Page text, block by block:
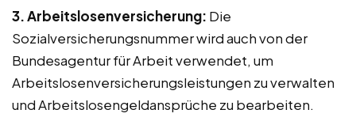
3. Arbeitslosenversicherung: Die
Sozialversicherungsnummer wird auch von der
Bundesagentur für Arbeit verwendet, um
Arbeitslosenversicherungsleistungen zu verwalten
und Arbeitslosengeldansprüche zu bearbeiten.